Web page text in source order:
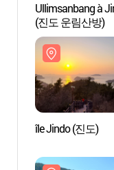
Ullimsanbang à
(진도 운림산방)
île Jindo (진도)